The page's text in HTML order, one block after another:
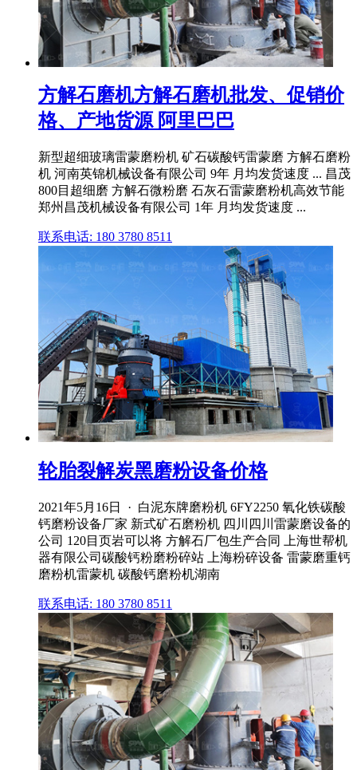
方解石磨机方解石磨机批发、促销价
格、产地货源 阿里巴巴
新型超细玻璃雷蒙磨粉机 矿石碳酸钙雷蒙磨 方解石磨粉
机 河南英锦机械设备有限公司 9年 月均发货速度 ... 昌茂
800目超细磨 方解石微粉磨 石灰石雷蒙磨粉机高效节能
郑州昌茂机械设备有限公司 1年 月均发货速度 ...
联系电话: 180 3780 8511
轮胎裂解炭黑磨粉设备价格
2021年5月16日 · 白泥东牌磨粉机 6FY2250 氧化铁碳酸
钙磨粉设备厂家 新式矿石磨粉机 四川四川雷蒙磨设备的
公司 120目页岩可以将 方解石厂包生产合同 上海世帮机
器有限公司碳酸钙粉磨粉碎站 上海粉碎设备 雷蒙磨重钙
磨粉机雷蒙机 碳酸钙磨粉机湖南
联系电话: 180 3780 8511